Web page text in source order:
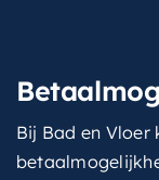
Bij Bad en Vloer